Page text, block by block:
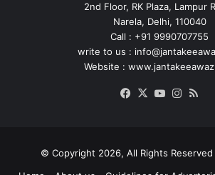
2nd Floor, RK Plaza, Lampur
Narela, Delhi, 110040
Call : +91 9990707755
write to us :
Website :
Facebook
X YouTube
© Copyright 2026, All Rights